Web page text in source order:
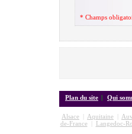
* Champs
Plan du site | Qui
Alsace Aquitaine
de-France| Langedoc-